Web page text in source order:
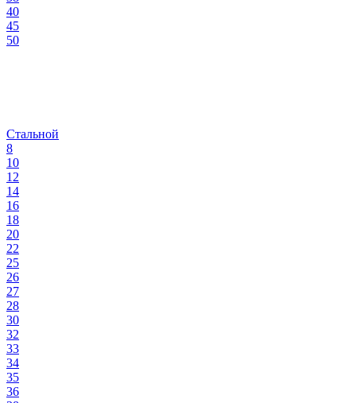
40
45
50
Стальной
8
10
12
14
16
18
20
22
25
26
27
28
30
32
33
34
35
36